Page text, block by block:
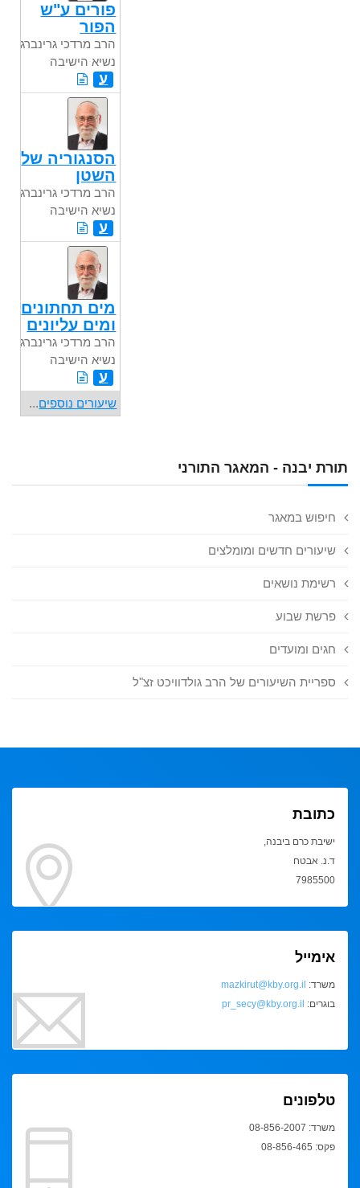
תורת יבנה - המאגר התורני
חיפוש במאגר
שיעורים חדשים ומומלצים
רשימת נושאים
פרשת שבוע
חגים ומועדים
ספריית השיעורים של הרב גולדוויכט זצ"ל
פורים ע"ש
הפור
הרב מרדכי גרינברג
נשיא הישיבה
ע
הסנגוריה של
השטן
הרב מרדכי גרינברג
נשיא הישיבה
ע
מים תחתונים
ומים עליונים
הרב מרדכי גרינברג
נשיא הישיבה
ע
שיעורים נוספים...
כתובת
ישיבת כרם ביבנה,
ד.נ. אבטח
7985500
אימייל
משרד: mazkirut@kby.org.il
בוגרים: pr_secy@kby.org.il
טלפונים
משרד: 08-856-2007
פקס: 08-856-465